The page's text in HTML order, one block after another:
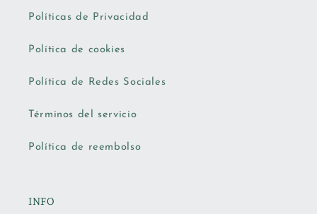
Políticas de Privacidad
Política de cookies
Política de Redes Sociales
Términos del servicio
Política de reembolso
INFO